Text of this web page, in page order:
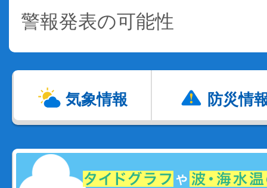
警報発表の可能性
気象情報 防災情